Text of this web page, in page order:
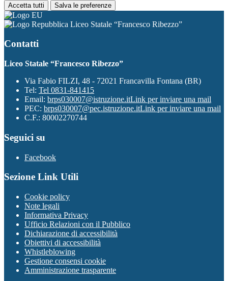
Accetta tutti Salva le preferenze
Liceo Statale “Francesco Ribezzo”
Contatti
Liceo Statale “Francesco Ribezzo”
Via Fabio FILZI, 48 - 72021 Francavilla Fontana (BR)
Tel: Tel 0831-841415
Email: brps030007@istruzione.itLink per inviare una mail
PEC: brps030007@pec.istruzione.itLink per inviare una mail
C.F.: 80002270744
Seguici su
Facebook
Sezione Link Utili
Cookie policy
Note legali
Informativa Privacy
Ufficio Relazioni con il Pubblico
Dichiarazione di accessibilità
Obiettivi di accessibilità
Whistleblowing
Gestione consensi cookie
Amministrazione trasparente